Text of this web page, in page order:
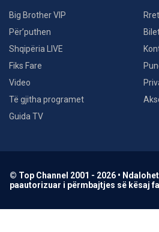
Big Brother VIP
Për’puthen
Shqipëria LIVE
Fiks Fare
Video
Të gjitha programet
Guida TV
© Top Channel 2001 - 2026 •
paautorizuar i përmbajtjes së kësaj